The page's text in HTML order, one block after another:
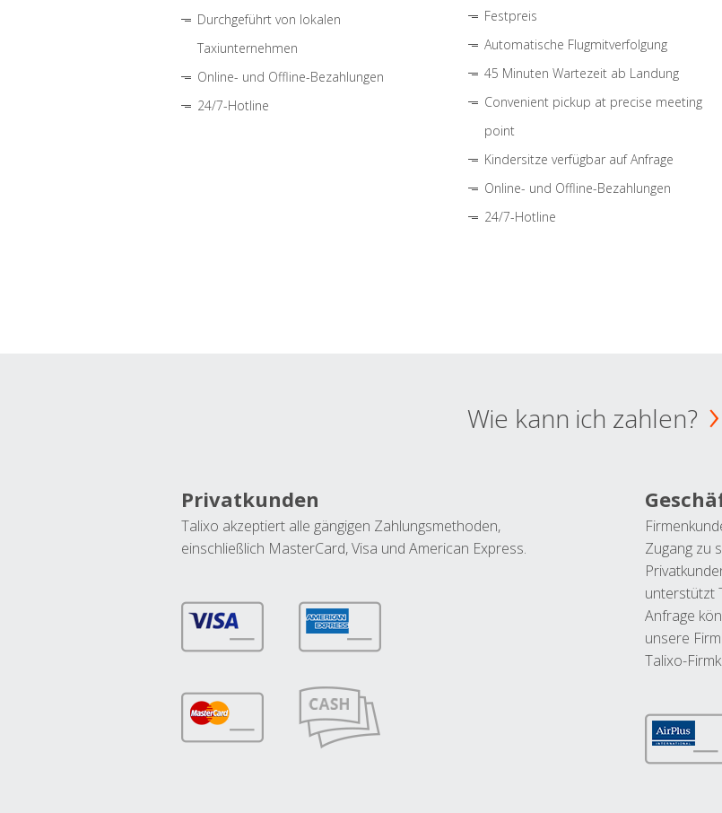
Durchgeführt von lokalen
Taxiunternehmen
Online- und Offline-Bezahlungen
24/7-Hotline
Festpreis
Automatische Flugmitverfolgung
45 Minuten Wartezeit ab Landung
Convenient pickup at precise meeting
point
Kindersitze verfügbar auf Anfrage
Online- und Offline-Bezahlungen
24/7-Hotline
Wie kann ich zahlen?
Privatkunden
Talixo akzeptiert alle gängigen Zahlungsmethoden,
einschließlich MasterCard, Visa und American Express.
Zugang zu
unterstützt
Anfrage
unsere
Talixo-